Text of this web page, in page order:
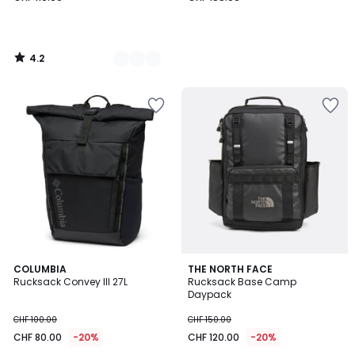
4.2
/
COLUMBIA
Rucksack Convey III 27L
CHF 100.00
CHF 80.00 -20%
5
/
THE NORTH FACE
Rucksack Base Camp
Daypack
CHF 150.00
CHF 120.00 -20%
4.9
/ 5